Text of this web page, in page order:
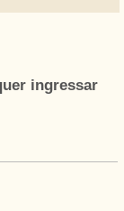
ingressar